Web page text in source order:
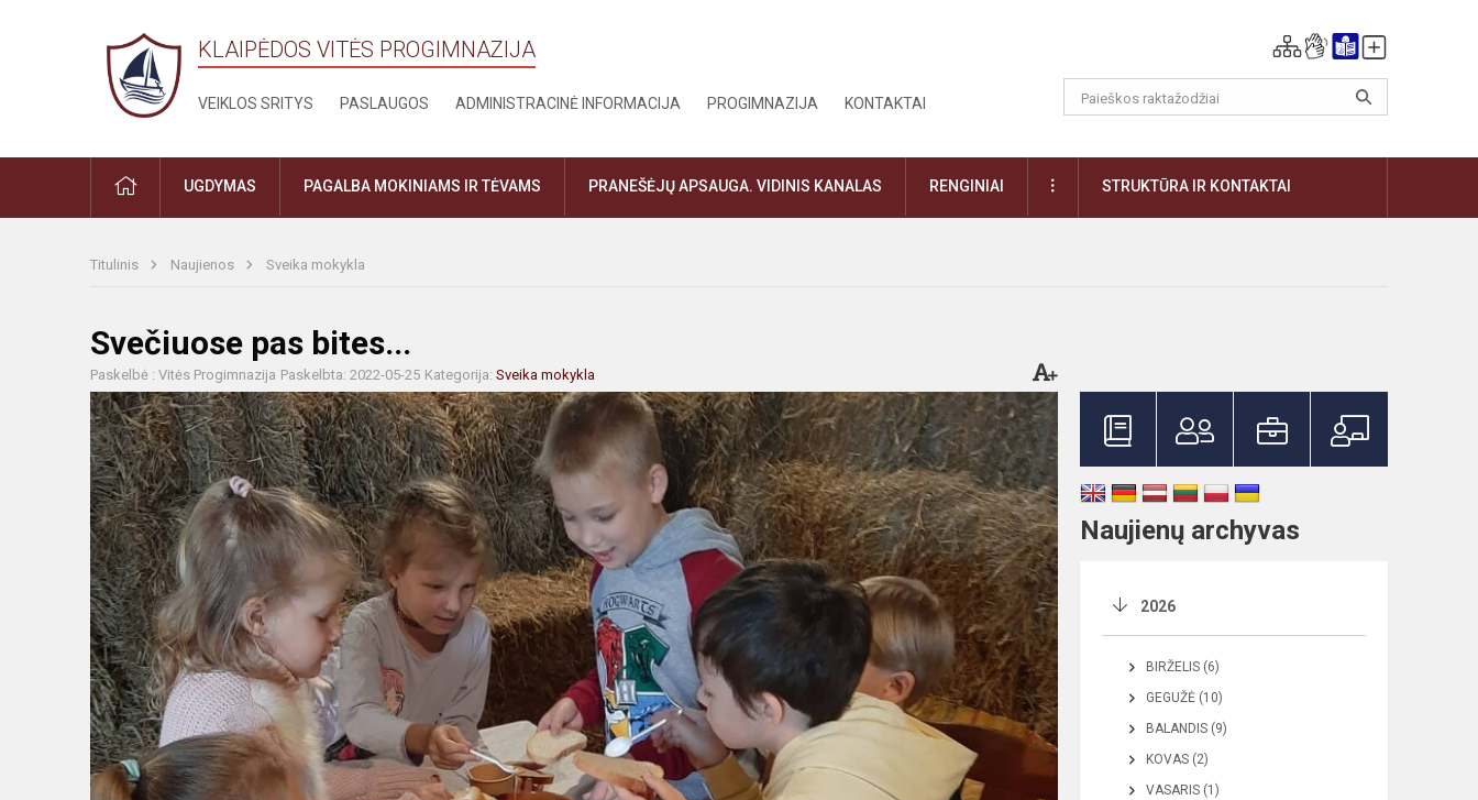
KLAIPĖDOS VITĖS PROGIMNAZIJA
VEIKLOS SRITYS PASLAUGOS ADMINISTRACINĖ INFORMACIJA PROGIMNAZIJA KONTAKTAI
PRADŽIAUGDYMAS PAGALBA MOKINIAMS IR TĖVAMS PRANEŠĖJŲ APSAUGA. VIDINIS KANALAS RENGINIAI DAUGIAUSTRUKTŪRA IR KONTAKTAI
Titulinis Naujienos Sveika mokykla
Svečiuose pas bites...
Paskelbė : Vitės Progimnazija Paskelbta: 2022-05-25 Kategorija: Sveika mokykla
Naujienų archyvas
2026
BIRŽELIS (6)
GEGUŽĖ (10)
BALANDIS (9)
KOVAS (2)
VASARIS (1)